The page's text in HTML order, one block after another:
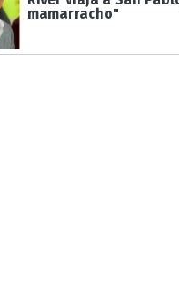
mamarracho"